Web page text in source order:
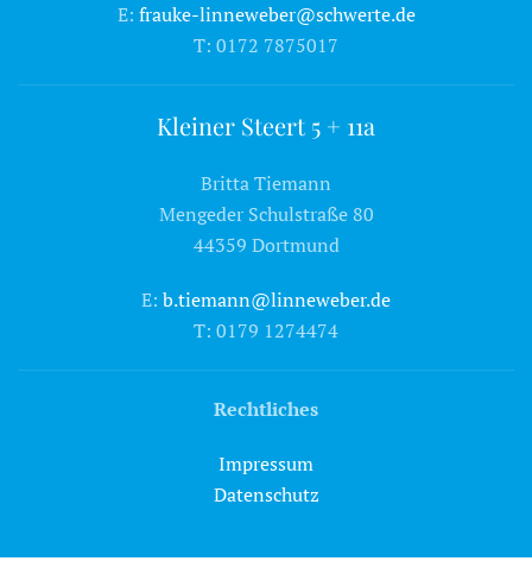
E: frauke-linneweber@schwerte.de
T: 0172 7875017
Kleiner Steert 5 + 11a
Britta Tiemann
Mengeder Schulstraße 80
44359 Dortmund
E: b.tiemann@linneweber.de
T: 0179 1274474
Rechtliches
Impressum
Datenschutz